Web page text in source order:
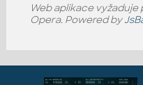
Web aplikace
Opera. Powered by